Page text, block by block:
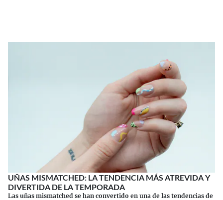
UÑAS MISMATCHED: LA TENDENCIA MÁS ATREVIDA Y
DIVERTIDA DE LA TEMPORADA
Las uñas mismatched se han convertido en una de las tendencias de